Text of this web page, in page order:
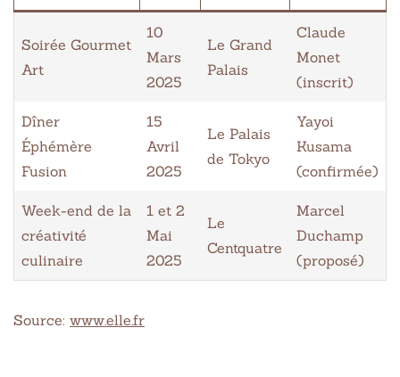
Soirée Gourmet
Art
10
Mars
2025
Le Grand
Palais
Claude
Monet
(inscrit)
Dîner
Éphémère
Fusion
15
Avril
2025
Le Palais
de Tokyo
Yayoi
Kusama
(confirmée)
Week-end de la
créativité
culinaire
1 et 2
Mai
2025
Le
Centquatre
Marcel
Duchamp
(proposé)
Source: www.elle.fr